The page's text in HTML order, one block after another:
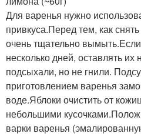
Варение из мандаринов
Ароматное варение
Варение из антоновки
Для варенья нужно
привкуса.Перед тем, как
очень тщательно вымыть.Если
несколько дней, оставлять их
подсыхали, но не гнили.
приготовлением варенья
воде.Яблоки очистить от
небольшими
варки варенья